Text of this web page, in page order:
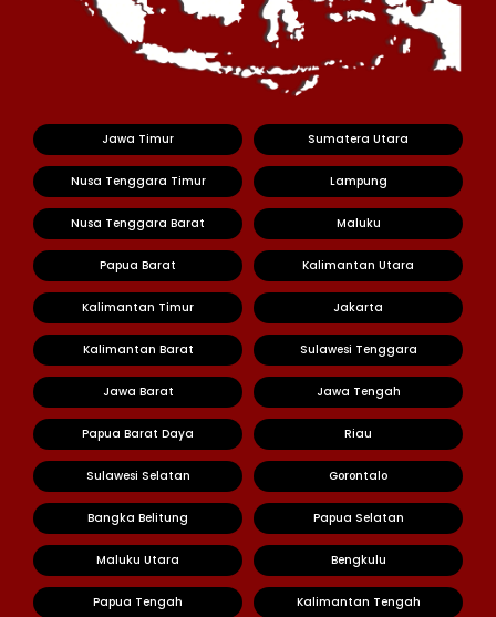
Jawa Timur Sumatera Utara
Nusa Tenggara Timur Lampung
Nusa Tenggara Barat Maluku
Papua Barat Kalimantan Utara
Kalimantan Timur Jakarta
Kalimantan Barat Sulawesi Tenggara
Jawa Barat Jawa Tengah
Papua Barat Daya Riau
Sulawesi Selatan Gorontalo
Bangka Belitung Papua Selatan
Maluku Utara Bengkulu
Papua Tengah Kalimantan Tengah